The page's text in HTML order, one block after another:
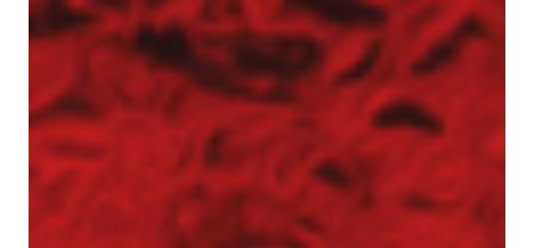
Jet grouting – wzmacnianie gruntu
Przesłony DSM
Wypełnianie pustek
Prace tunelowe
Pale i mikropale geotermalne
Torkret – beton natryskowy